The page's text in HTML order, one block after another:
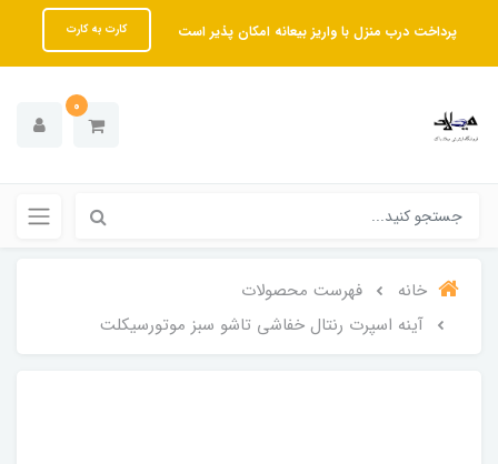
پرداخت درب منزل با واریز بیعانه امکان پذیر است کارت به کارت
0
خانه
فهرست محصولات
آینه اسپرت رنتال خفاشی تاشو سبز موتورسیکلت